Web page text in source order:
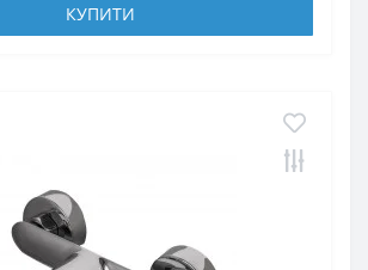
КУПИТИ